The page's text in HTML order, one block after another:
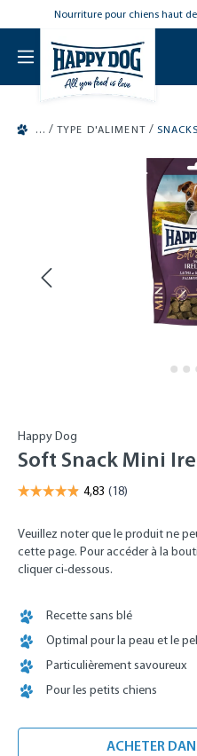
main contentNourriture pour chiens haut
/ TYPE D'ALIMENT / SNACKS
Happy Dog
Soft Snack Mini
Veuillez noter que le produit ne
cette page. Pour accéder à la
cliquer ci-dessous.
Recette sans blé
Optimal pour la peau et le
Particulièrement savoureux
Pour les petits chiens
ACHETER